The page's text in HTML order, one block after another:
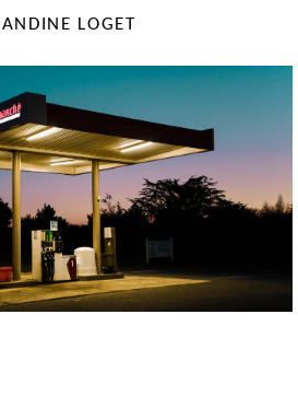
LOGET